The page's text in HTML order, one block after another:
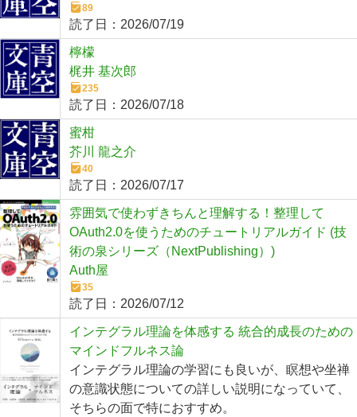
89
読了日： 2026/07/19
檸檬
梶井 基次郎
235
読了日： 2026/07/18
蜜柑
芥川 龍之介
40
読了日： 2026/07/17
雰囲気で使わずきちんと理解する！整理して
OAuth2.0を使うためのチュートリアルガイド (技
術の泉シリーズ（NextPublishing）)
Auth屋
35
読了日： 2026/07/12
インテグラル理論を体感する 統合的成長のための
マインドフルネス論
インテグラル理論の学習にも良いが、瞑想や坐禅
の意識状態についての詳しい説明になっていて、
そちらの面で特におすすめ。